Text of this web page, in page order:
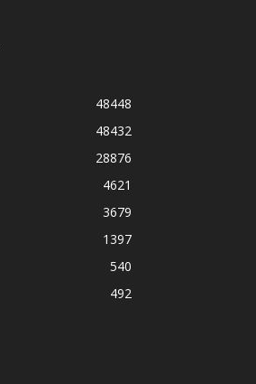
48448
48432
28876
4621
3679
1397
540
492